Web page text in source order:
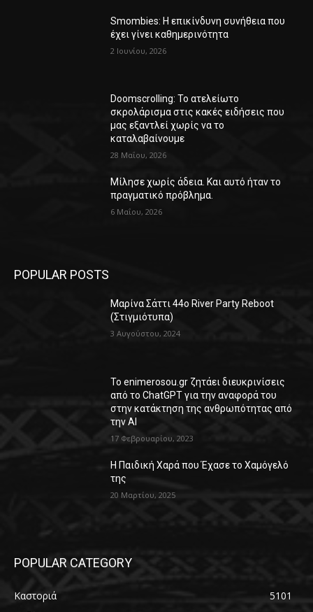
Smombies: Η επικίνδυνη συνήθεια που
έχει γίνει καθημερινότητα
2 Ιουνίου, 2026
Doomscrolling: Το ατελείωτο
σκρολάρισμα στις κακές ειδήσεις που
μας εξαντλεί χωρίς να το
καταλαβαίνουμε
28 Μαΐου, 2026
Μίλησε χωρίς άδεια. Και αυτό ήταν το
πραγματικό πρόβλημα.
6 Μαΐου, 2026
POPULAR POSTS
Μαρίνα Σάττι 44o River Party Reboot
(Στιγμιότυπα)
3 Αυγούστου, 2024
Το enimerosou.gr ζητάει διευκρινίσεις
από το ChatGPT για την αναφορά του
στην κατάκτηση της ανθρωπότητας από
την AI
17 Φεβρουαρίου, 2023
Η Παιδική Χαρά που Έχασε το Χαμόγελό
της
20 Μαρτίου, 2025
POPULAR CATEGORY
Καστοριά
5101